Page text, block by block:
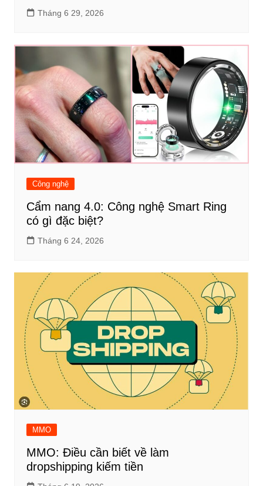
Tháng 6 29, 2026
Công nghệ
Cẩm nang 4.0: Công nghệ Smart Ring
có gì đặc biệt?
Tháng 6 24, 2026
MMO
MMO: Điều cần biết về làm
dropshipping kiếm tiền